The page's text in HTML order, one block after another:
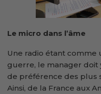
Le micro dans l’âme
Une radio étant comme
guerre, le manager doit
de préférence des plus
Ainsi, de la France aux